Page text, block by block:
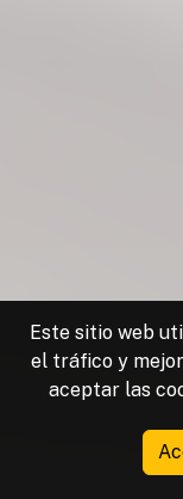
Este sitio web
el tráfico y
aceptar las